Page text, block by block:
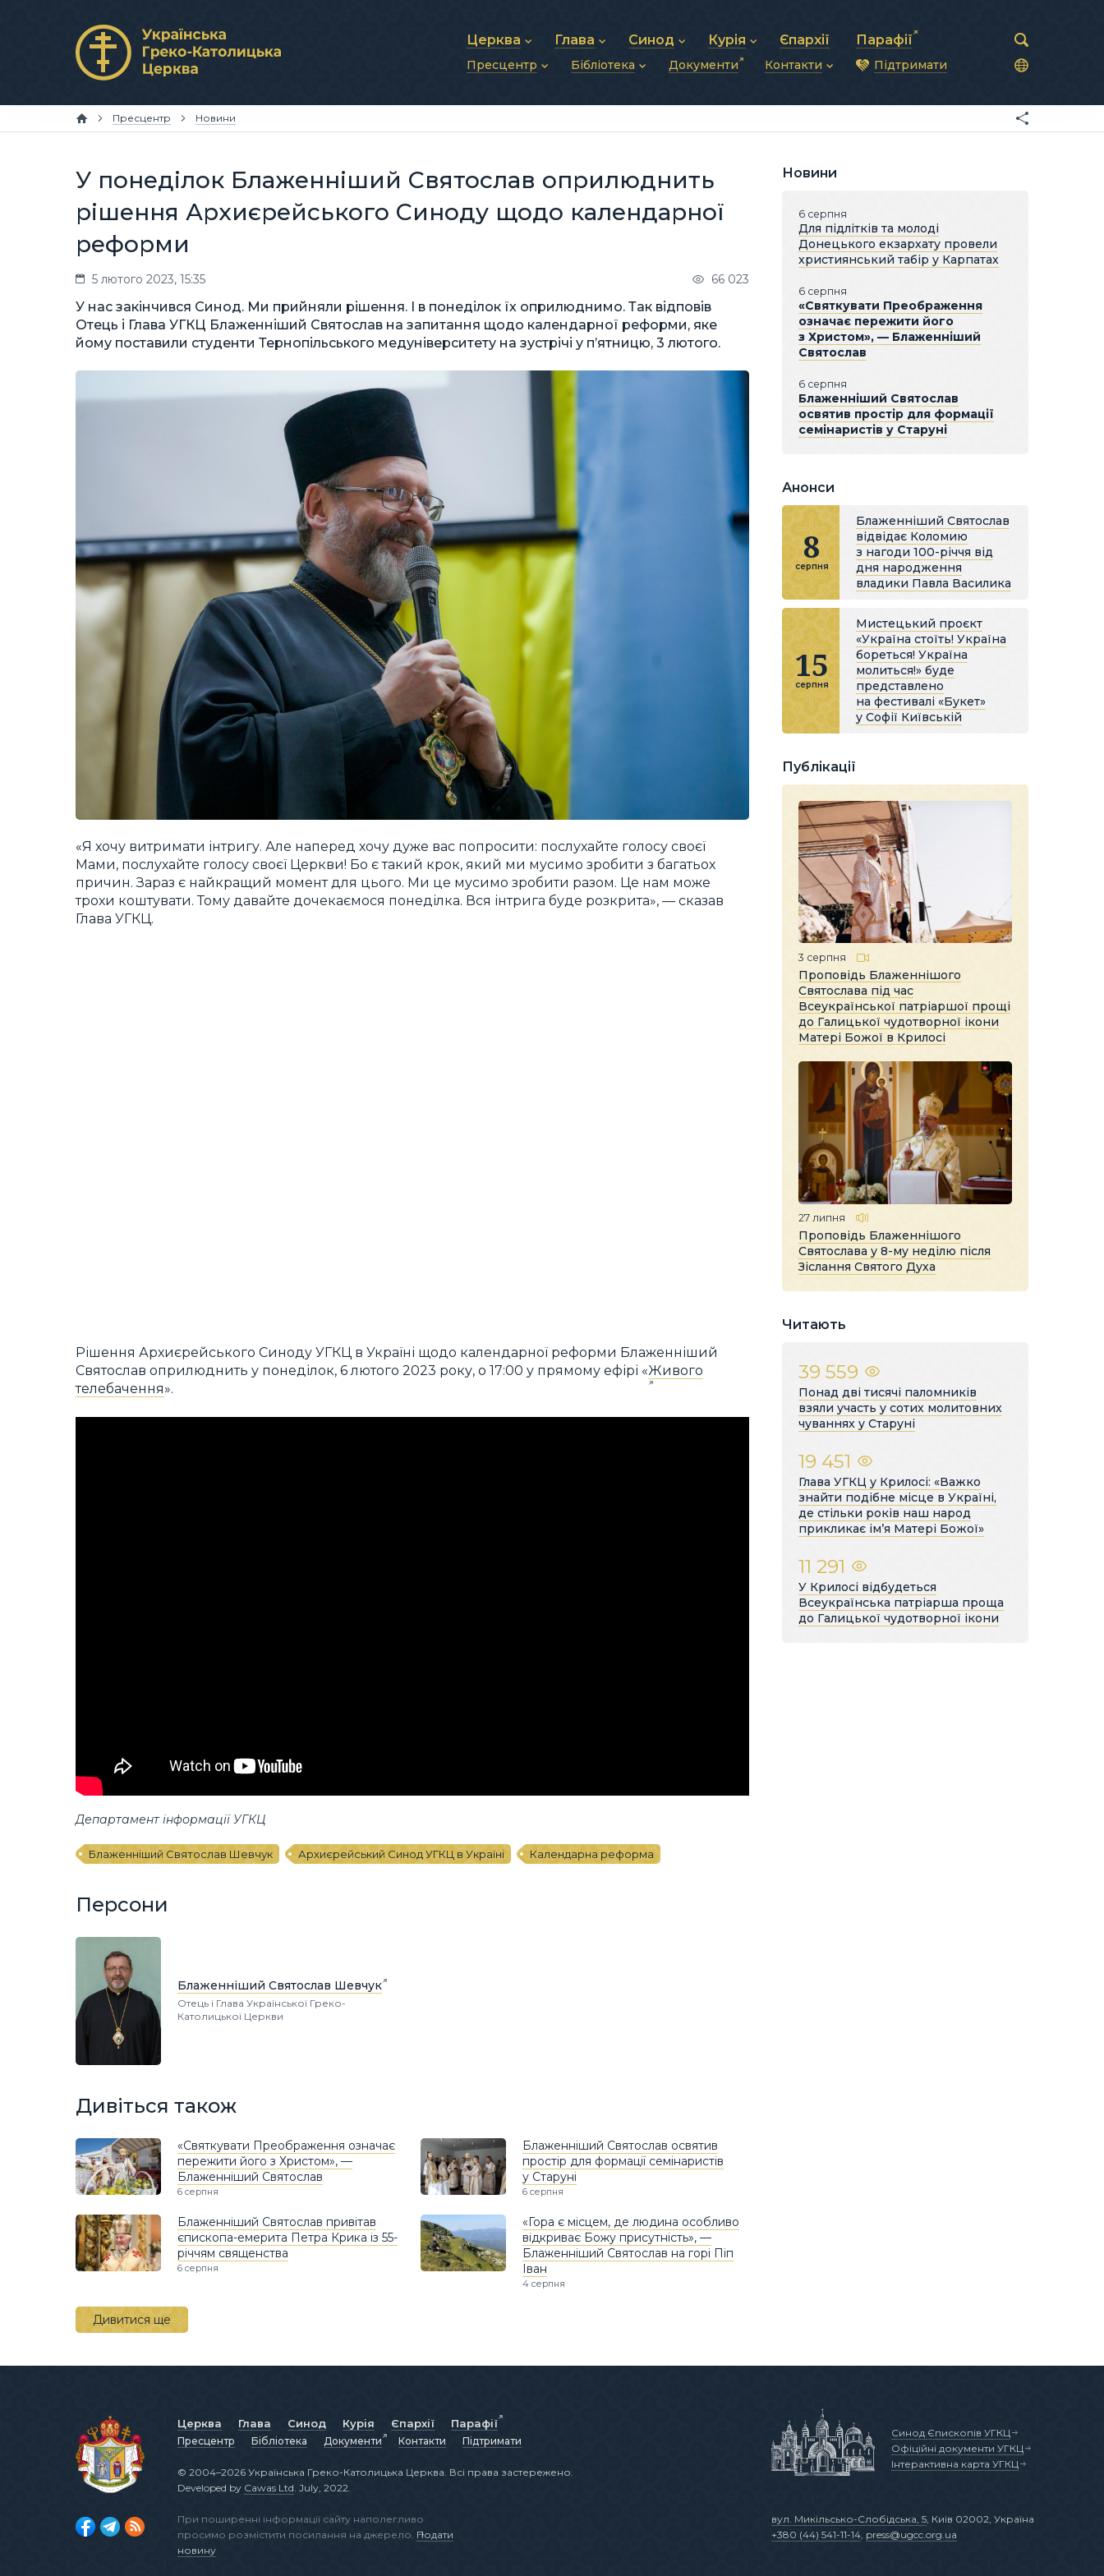
Церква
Про УГКЦ
Структура УГКЦ
Глава
Блаженніший Святослав
Фотографії
Синод
Синод Єпископів
Митрополичі Синоди
Курія
Душпастирська рада
Зв’язки та комунікації
Єпархії Парафії
Пресцентр
Публікації
Фото та відео
Бібліотека
Молитви
Документи Контакти
Синоди Єпископів
Патріарша курія
Підтримати
Пресцентр Новини
У понеділок Блаженніший Святослав оприлюднить
рішення Архиєрейського Синоду щодо календарної
реформи
5 лютого 2023, 15:35 66 023
У нас закінчився Синод. Ми прийняли рішення. І в понеділок їх оприлюднимо. Так відповів
Отець і Глава УГКЦ Блаженніший Святослав на запитання щодо календарної реформи, яке
йому поставили студенти Тернопільського медуніверситету на зустрічі у п’ятницю, 3 лютого.
«Я хочу витримати інтригу. Але наперед хочу дуже вас попросити: послухайте голосу своєї
Мами, послухайте голосу своєї Церкви! Бо є такий крок, який ми мусимо зробити з багатьох
причин. Зараз є найкращий момент для цього. Ми це мусимо зробити разом. Це нам може
трохи коштувати. Тому давайте дочекаємося понеділка. Вся інтрига буде розкрита», — сказав
Глава УГКЦ.
Рішення Архиєрейського Синоду УГКЦ в Україні щодо календарної реформи Блаженніший
Святослав оприлюднить у понеділок, 6 лютого 2023 року, о 17:00 у прямому ефірі «Живого
телебачення».
Департамент інформації УГКЦ
Блаженніший Святослав Шевчук Архиєрейський Синод УГКЦ в Україні Календарна реформа
Персони
Блаженніший Святослав Шевчук
Отець і Глава Української Греко-
Католицької Церкви
Дивіться також
«Святкувати Преображення означає
пережити його з Христом», —
Блаженніший Святослав
6 серпня
Блаженніший Святослав освятив
простір для формації семінаристів
у Старуні
6 серпня
Блаженніший Святослав привітав
єпископа-емерита Петра Крика із 55-
річчям священства
6 серпня
«Гора є місцем, де людина особливо
відкриває Божу присутність», —
Блаженніший Святослав на горі Піп
Іван
4 серпня
Дивитися ще
Новини
6 серпня
Для підлітків та молоді
Донецького екзархату провели
християнський табір у Карпатах
6 серпня
«Святкувати Преображення
означає пережити його
з Христом», — Блаженніший
Святослав
6 серпня
Блаженніший Святослав
освятив простір для формації
семінаристів у Старуні
Анонси
8
серпня
Блаженніший Святослав
відвідає Коломию
з нагоди 100-річчя від
дня народження
владики Павла Василика
15
серпня
Мистецький проєкт
«Україна стоїть! Україна
бореться! Україна
молиться!» буде
представлено
на фестивалі «Букет»
у Софії Київській
Публікації
3 серпня
Проповідь Блаженнішого
Святослава під час
Всеукраїнської патріаршої прощі
до Галицької чудотворної ікони
Матері Божої в Крилосі
27 липня
Проповідь Блаженнішого
Святослава у 8-му неділю після
Зіслання Святого Духа
Читають
39 559
Понад дві тисячі паломників
взяли участь у сотих молитовних
чуваннях у Старуні
19 451
Глава УГКЦ у Крилосі: «Важко
знайти подібне місце в Україні,
де стільки років наш народ
прикликає ім’я Матері Божої»
11 291
У Крилосі відбудеться
Всеукраїнська патріарша проща
до Галицької чудотворної ікони
Церква Глава Синод Курія Єпархії Парафії
Пресцентр Бібліотека Документи Контакти Підтримати
вул. Микільсько-Слобідська, 5 , Київ 02002, Україна
+380 (44) 541-11-14 press@ugcc.org.ua
Синод Єпископів УГКЦ
Офіційні документи УГКЦ
Інтерактивна карта УГКЦ
© 2004–2026 Українська Греко-Католицька Церква. Всі права застережено.
Developed by Cawas Ltd. July, 2022.
При поширенні інформації сайту наполегливо
просимо розмістити посилання на джерело. Подати
новину